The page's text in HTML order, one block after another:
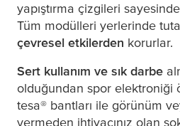
yapıştırma çizgileri
Tüm modülleri yerlerinde
çevresel etkilerden korurlar.
Sert kullanım ve sık darbe
olduğundan spor elektroniği
tesa® bantları ile görünüm
vermeden ihtiyacınız olan